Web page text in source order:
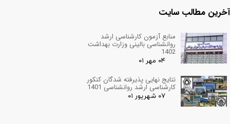
آخرین مطالب سایت
منابع آزمون کارشناسی ارشد
روانشناسی بالینی وزارت بهداشت
1402
۰۴ مهر ۰۱
نتایج نهایی پذیرفته شدگان کنکور
کارشناسی ارشد روانشناسی 1401
۰۷ شهریور ۰۱